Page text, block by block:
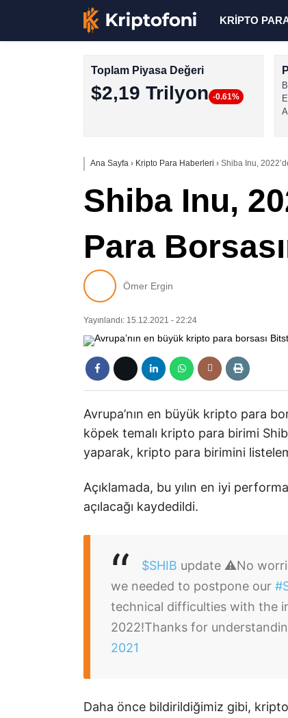
KRİPTO
Toplam Piyasa Değeri
$2,19 Trilyon -0.61%
Ana Sayfa › Kripto Para Haberleri › Shiba Inu,
Shiba Inu,
Para
Ömer Ergin
Yayınlandı: 15.12.2021 - 22:24
Avrupa’nın en büyük kripto para
köpek temalı kripto para birimi
yaparak, kripto para birimini
Açıklamada, bu yılın en iyi
açılacağı kaydedildi.
$SHIB update ⚠️No
we needed to postpone our
technical difficulties with the
2022!Thanks for
2021
Daha önce bildirildiğimiz gibi,